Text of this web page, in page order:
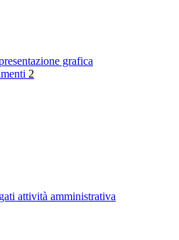
grafica
2
attività amministrativa